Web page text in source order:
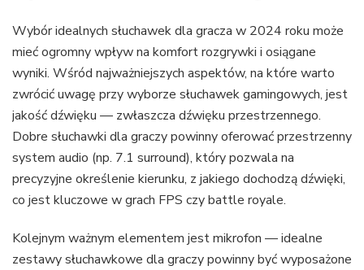
Wybór idealnych słuchawek dla gracza w 2024 roku może
mieć ogromny wpływ na komfort rozgrywki i osiągane
wyniki. Wśród najważniejszych aspektów, na które warto
zwrócić uwagę przy wyborze słuchawek gamingowych, jest
jakość dźwięku — zwłaszcza dźwięku przestrzennego.
Dobre słuchawki dla graczy powinny oferować przestrzenny
system audio (np. 7.1 surround), który pozwala na
precyzyjne określenie kierunku, z jakiego dochodzą dźwięki,
co jest kluczowe w grach FPS czy battle royale.
Kolejnym ważnym elementem jest mikrofon — idealne
zestawy słuchawkowe dla graczy powinny być wyposażone